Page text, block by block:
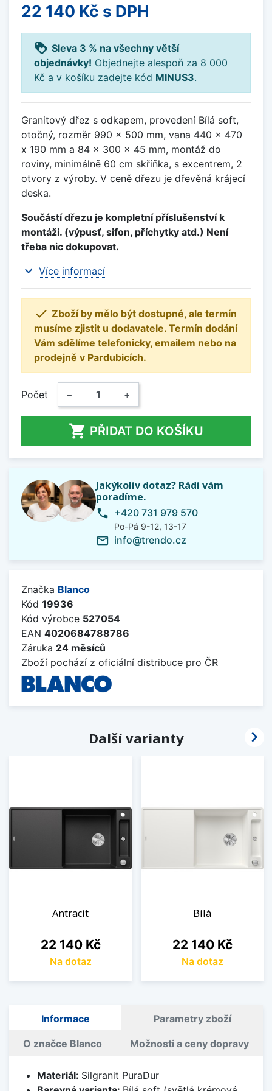
22 140 Kč s DPH
loyalty Sleva 3 % na všechny větší
objednávky! Objednejte alespoň za 8 000
Kč a v košíku zadejte kód MINUS3.
Granitový dřez s odkapem, provedení Bílá soft,
otočný, rozměr 990 x 500 mm, vana 440 x 470
x 190 mm a 84 x 300 x 45 mm, montáž do
roviny, minimálně 60 cm skříňka, s excentrem, 2
otvory z výroby. V ceně dřezu je dřevěná krájecí
deska.
Součástí dřezu je kompletní příslušenství k
montáži. (výpusť, sifon, příchytky atd.) Není
třeba nic dokupovat.
expand_more Více informací
 Zboží by mělo být dostupné, ale termín
musíme zjistit u dodavatele. Termín dodání
Vám sdělíme telefonicky, emailem nebo na
prodejně v Pardubicích.
Počet − +
 PŘIDAT DO KOŠÍKU
Jakýkoliv dotaz? Rádi vám
poradíme.
phone +420 731 979 570
Po-Pá 9-12, 13-17
mail_outline info@trendo.cz
Značka Blanco
Kód 19936
Kód výrobce 527054
EAN 4020684788786
Záruka 24 měsíců
Zboží pochází z oficiální distribuce pro ČR
Další varianty
Antracit
Cena
22 140 Kč
Na dotaz
Bílá
Cena
22 140 Kč
Na dotaz

Informace Parametry zboží
O značce Blanco Možnosti a ceny dopravy
Materiál: Silgranit PuraDur